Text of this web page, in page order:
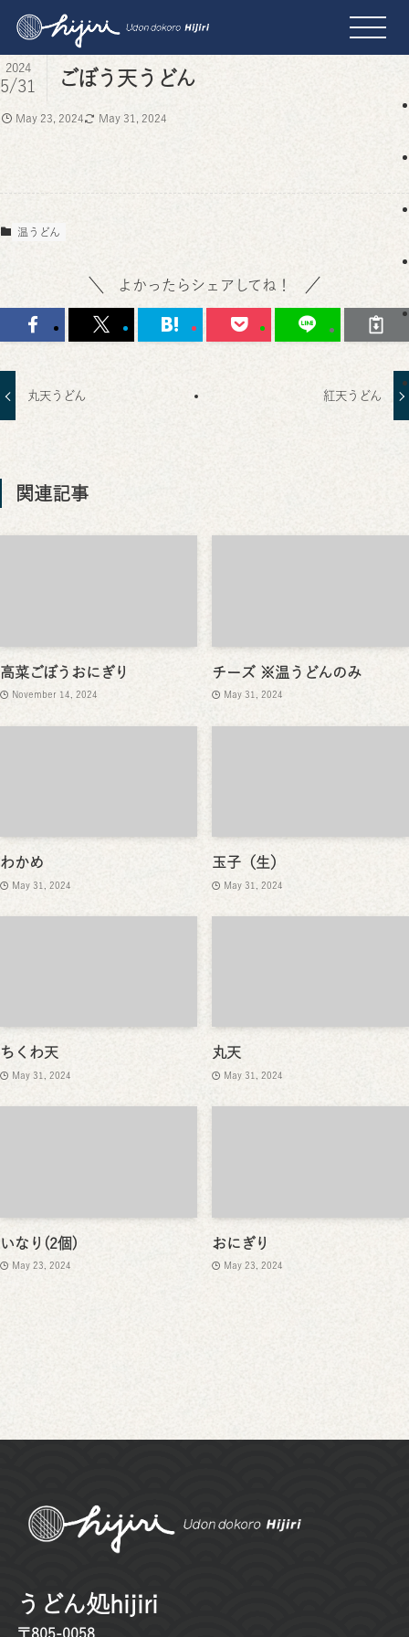
ごぼう天うどん
2024
5/31
May 23, 2024 May 31, 2024
温うどん
よかったらシェアしてね！
丸天うどん 紅天うどん
関連記事
高菜ごぼうおにぎり
November 14, 2024
チーズ ※温うどんのみ
May 31, 2024
わかめ
May 31, 2024
玉子（生）
May 31, 2024
ちくわ天
May 31, 2024
丸天
May 31, 2024
いなり(2個)
May 23, 2024
おにぎり
May 23, 2024
うどん処hijiri
〒805-0058